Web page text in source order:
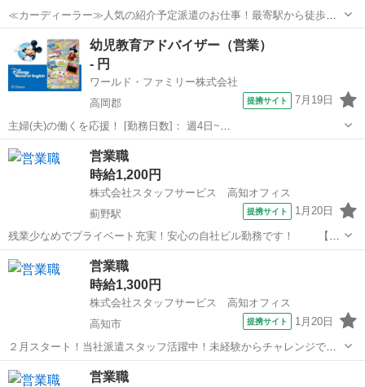
≪カーディーラー≫人気の紹介予定派遣のお仕事！最寄駅から徒歩３
分の通勤に便利な環境です！ 【お仕事の内容】既存客への電話連
絡、ＷＥＢ管理、ネット管理(掲載や削除など)、点検などのお知らせの
ＤＭ送付後の後追い電話などをお...
高知市 土佐大津駅 営業
幼児教育アドバイザー（営業）
- 円
ワールド・ファミリー株式会社
高岡郡
提携サイト 7月19日
主婦(夫)の働くを応援！ [勤務日数]： 週4日~
10:00~17:00/10:00~16:00/10:00~15:00/09:30~14:00 [勤務地・最寄
駅]： 高知県高岡郡 ※勤務エリア選択可 ワールド・ファ...
高知 営業
営業職
時給1,200円
株式会社スタッフサービス 高知オフィス
薊野駅
提携サイト 1月20日
残業少なめでプライベート充実！安心の自社ビル勤務です！ 【お
仕事の内容】食品包装・容器などを取り扱うルート営業などをお願い
します。 ☆☆スタッフサービスなら、他にもこんな人気職種が♪ ※受
付・秘書・・・受付はお客様...
高知 薊野駅
営業職
時給1,300円
株式会社スタッフサービス 高知オフィス
高知市
提携サイト 1月20日
２月スタート！当社派遣スタッフ活躍中！未経験からチャレンジでき
るお仕事です！ 【お願いしたいお仕事の内容】未契約者宅への訪
問調査(専用端末を持参…リストあり)、未契約者の方へパンフレットを
高知 営業
営業職